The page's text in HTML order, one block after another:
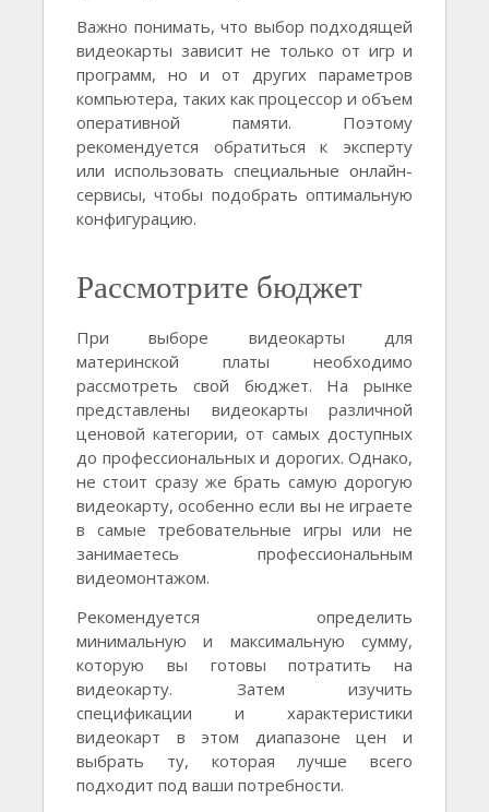
Важно понимать, что выбор подходящей
видеокарты зависит не только от игр и
программ, но и от других параметров
компьютера, таких как процессор и объем
оперативной памяти. Поэтому
рекомендуется обратиться к эксперту
или использовать специальные онлайн-
сервисы, чтобы подобрать оптимальную
конфигурацию.
Рассмотрите бюджет
При выборе видеокарты для
материнской платы необходимо
рассмотреть свой бюджет. На рынке
представлены видеокарты различной
ценовой категории, от самых доступных
до профессиональных и дорогих. Однако,
не стоит сразу же брать самую дорогую
видеокарту, особенно если вы не играете
в самые требовательные игры или не
занимаетесь профессиональным
видеомонтажом.
Рекомендуется определить
минимальную и максимальную сумму,
которую вы готовы потратить на
видеокарту. Затем изучить
спецификации и характеристики
видеокарт в этом диапазоне цен и
выбрать ту, которая лучше всего
подходит под ваши потребности.